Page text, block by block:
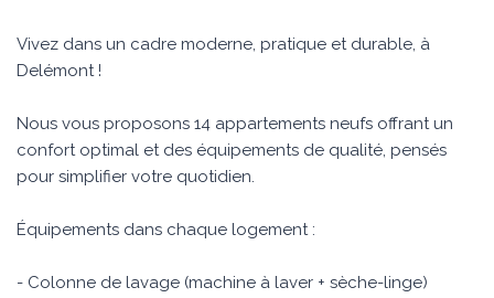
Vivez dans un cadre moderne, pratique et durable, à
Delémont !
Nous vous proposons 14 appartements neufs offrant un
confort optimal et des équipements de qualité, pensés
pour simplifier votre quotidien.
Équipements dans chaque logement :
- Colonne de lavage (machine à laver + sèche-linge)